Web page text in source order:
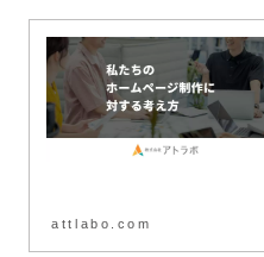
attlabo.com